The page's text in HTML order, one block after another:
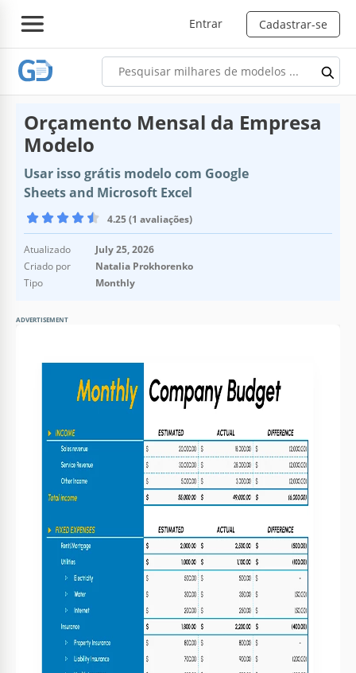
Entrar Cadastrar-se
Orçamento Mensal da Empresa
Modelo
Usar isso grátis modelo com Google
Sheets and Microsoft Excel
4.25 (1 avaliações)
Atualizado
July 25, 2026
Criado por
Natalia Prokhorenko
Tipo
Monthly
ADVERTISEMENT